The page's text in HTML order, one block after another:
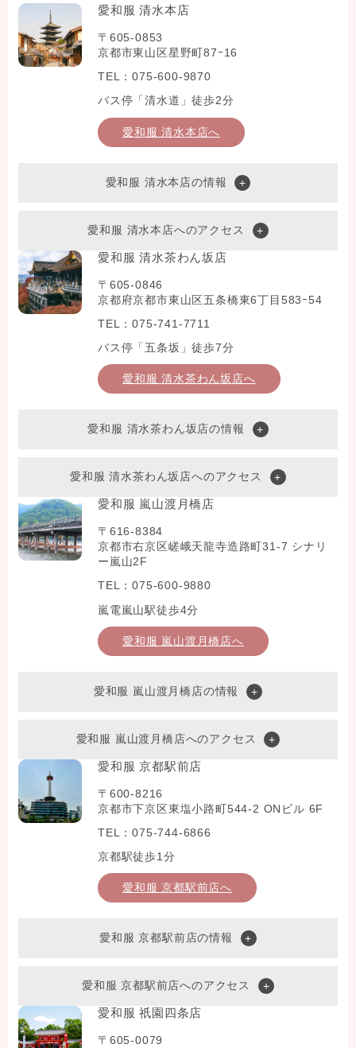
愛和服 清水本店
〒605-0853
京都市東山区星野町87ｰ16
TEL：075-600-9870
バス停「清水道」徒歩2分
愛和服 清水本店へ
愛和服 清水本店の情報
愛和服 清水本店へのアクセス
愛和服 清水茶わん坂店
〒605-0846
京都府京都市東山区五条橋東6丁目583ｰ54
TEL：075-741-7711
バス停「五条坂」徒歩7分
愛和服 清水茶わん坂店へ
愛和服 清水茶わん坂店の情報
愛和服 清水茶わん坂店へのアクセス
愛和服 嵐山渡月橋店
〒616-8384
京都市右京区嵯峨天龍寺造路町31-7 シナリ
ー嵐山2F
TEL：075-600-9880
嵐電嵐山駅徒歩4分
愛和服 嵐山渡月橋店へ
愛和服 嵐山渡月橋店の情報
愛和服 嵐山渡月橋店へのアクセス
愛和服 京都駅前店
〒600-8216
京都市下京区東塩小路町544-2 ONビル 6F
TEL：075-744-6866
京都駅徒歩1分
愛和服 京都駅前店へ
愛和服 京都駅前店の情報
愛和服 京都駅前店へのアクセス
愛和服 祇園四条店
〒605-0079